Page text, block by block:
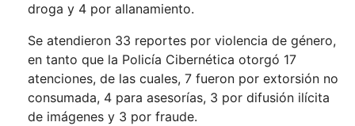
droga y 4 por allanamiento.
Se atendieron 33 reportes por violencia de género,
en tanto que la Policía Cibernética otorgó 17
atenciones, de las cuales, 7 fueron por extorsión no
consumada, 4 para asesorías, 3 por difusión ilícita
de imágenes y 3 por fraude.